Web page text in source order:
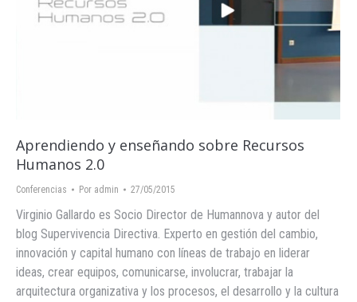
Aprendiendo y enseñando sobre Recursos
Humanos 2.0
Conferencias Por admin 27/05/2015
Virginio Gallardo es Socio Director de Humannova y autor del
blog Supervivencia Directiva. Experto en gestión del cambio,
innovación y capital humano con líneas de trabajo en liderar
ideas, crear equipos, comunicarse, involucrar, trabajar la
arquitectura organizativa y los procesos, el desarrollo y la cultura